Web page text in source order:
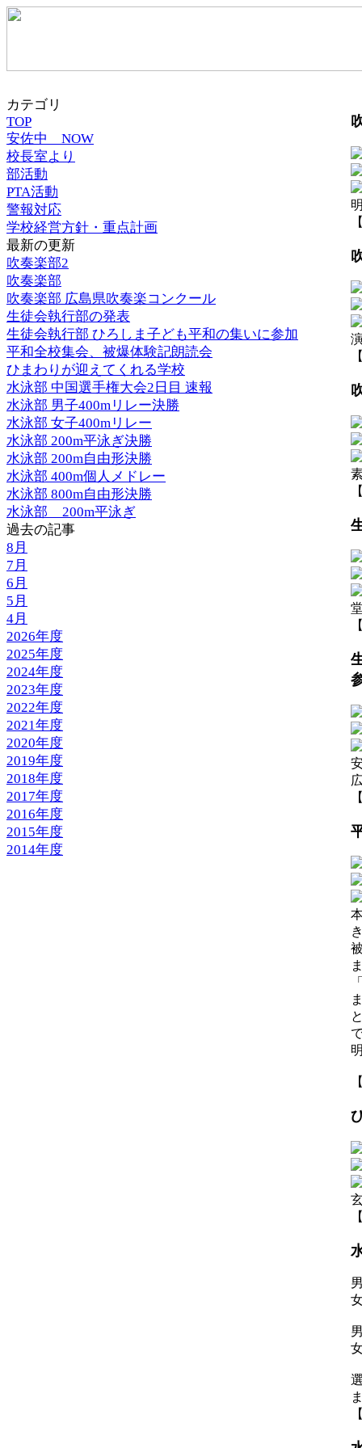
カテゴリ
TOP
安佐中 NOW
校長室より
部活動
PTA活動
警報対応
学校経営方針・重点計画
最新の更新
吹奏楽部2
吹奏楽部
吹奏楽部 広島県吹奏楽コンクール
生徒会執行部の発表
生徒会執行部 ひろしま子ども平和の集いに参加
平和全校集会、被爆体験記朗読会
ひまわりが迎えてくれる学校
水泳部 中国選手権大会2日目 速報
水泳部 男子400mリレー決勝
水泳部 女子400mリレー
水泳部 200m平泳ぎ決勝
水泳部 200m自由形決勝
水泳部 400m個人メドレー
水泳部 800m自由形決勝
水泳部__200m平泳ぎ
過去の記事
8月
7月
6月
5月
4月
2026年度
2025年度
2024年度
2023年度
2022年度
2021年度
2020年度
2019年度
2018年度
2017年度
2016年度
2015年度
2014年度